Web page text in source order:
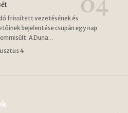
frissített vezetésének és
bejelentése csupán egy nap
A Duna…
4